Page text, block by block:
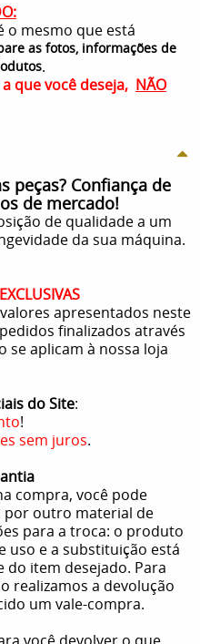
o mesmo que está
as fotos, informações de
.
que você deseja, NÃO
peças? Confiança de
de mercado!
de qualidade a um
da sua máquina.
valores apresentados neste
finalizados através
se aplicam à nossa loja
do Site:
!
sem juros.
compra, você pode
outro material de
para a troca: o produto
uso e a substituição está
item desejado. Para
realizamos a devolução
um vale-compra.